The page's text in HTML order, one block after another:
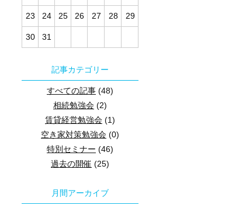
23 24 25 26 27 28 29
30 31
記事カテゴリー
すべての記事 (48)
相続勉強会 (2)
賃貸経営勉強会 (1)
空き家対策勉強会 (0)
特別セミナー (46)
過去の開催 (25)
月間アーカイブ